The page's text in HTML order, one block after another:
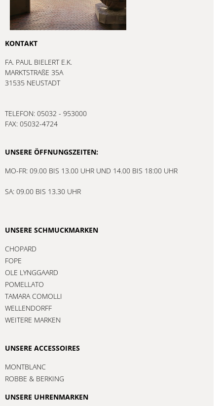
KONTAKT
FA. PAUL BIELERT E.K.
MARKTSTRAßE 35A
31535 NEUSTADT
TELEFON: 05032 - 953000
FAX: 05032-4724
UNSERE ÖFFNUNGSZEITEN:
MO-FR: 09.00 BIS 13.00 UHR UND 14.00 BIS 18:00 UHR
SA: 09.00 BIS 13.30 UHR
UNSERE SCHMUCKMARKEN
CHOPARD
FOPE
OLE LYNGGAARD
POMELLATO
TAMARA COMOLLI
WELLENDORFF
WEITERE MARKEN
UNSERE ACCESSOIRES
MONTBLANC
ROBBE & BERKING
UNSERE UHRENMARKEN